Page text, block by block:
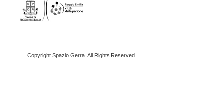
Copyright Spazio Gerra. All Rights Reserved.